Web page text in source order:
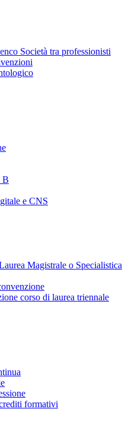
Società tra professionisti
B
e CNS
Magistrale o Specialistica
corso di laurea triennale
formativi